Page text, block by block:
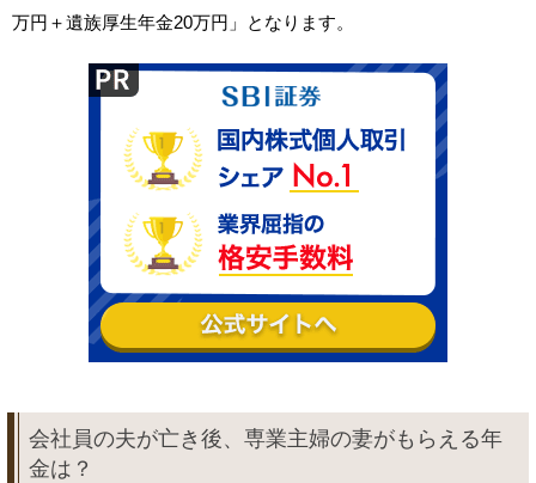
万円＋遺族厚生年金20万円」となります。
会社員の夫が亡き後、専業主婦の妻がもらえる年
金は？